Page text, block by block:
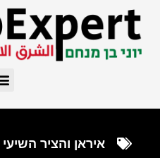
איראן והציר השיעי